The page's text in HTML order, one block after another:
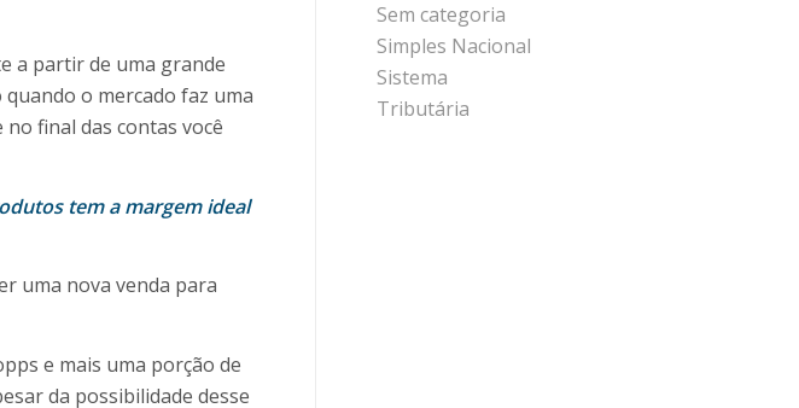
a partir de uma grande
o mercado faz uma
final das contas você
tem a margem ideal
uma nova venda para
e mais uma porção de
da possibilidade desse
Sem categoria
Simples Nacional
Sistema
Tributária